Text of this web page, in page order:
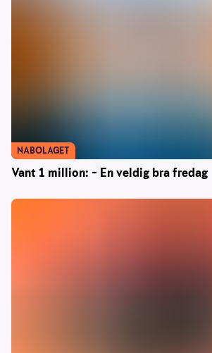
Vant 1 million: – En veldig bra fredag
NABOLAGET